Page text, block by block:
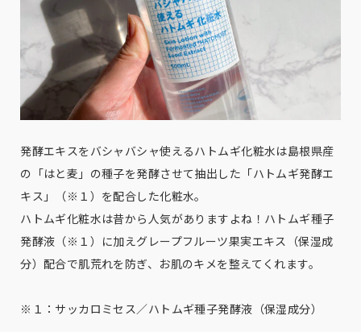
発酵エキスをバシャバシャ使えるハトムギ化粧水は島根県産
の「はと麦」の種子を発酵させて抽出した「ハトムギ発酵エ
キス」（※１）を配合した化粧水。
ハトムギ化粧水は昔から人気がありますよね！ハトムギ種子
発酵液（※１）に加えグレープフルーツ果実エキス（保湿成
分）配合で肌荒れを防ぎ、お肌のキメを整えてくれます。
※１：サッカロミセス／ハトムギ種子発酵液（保湿成分）